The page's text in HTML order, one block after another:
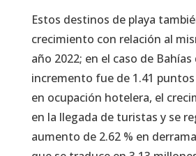
Estos destinos de playa
crecimiento con relación al
año 2022; en el caso de
incremento fue de 1.41
en ocupación hotelera, el
en la llegada de turistas y se
aumento de 2.62 % en